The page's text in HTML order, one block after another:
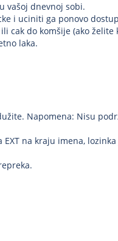
vašoj dnevnoj sobi.
i uciniti ga ponovo
cak do komšije (ako želite
laka.
Napomena: Nisu
na kraju imena,